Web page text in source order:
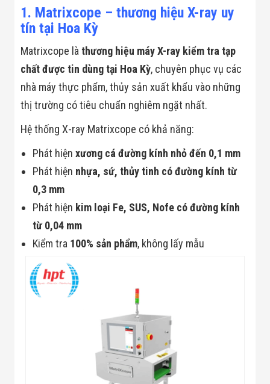
Thị
Máy Dò Tìm
Thuốc Nổ
Phòng Chống
Khủng Bố
Camera Đo
Thân Nhiệt
Máy Dò Tạp
Chất
Màn Hình
Thiết Bị Chống
1. Matrixcope – thương hiệu X-ray uy
tín tại Hoa Kỳ
Matrixcope là thương hiệu máy X-ray kiểm tra tạp
chất được tin dùng tại Hoa Kỳ, chuyên phục vụ các
nhà máy thực phẩm, thủy sản xuất khẩu vào những
thị trường có tiêu chuẩn nghiêm ngặt nhất.
Hệ thống X-ray Matrixcope có khả năng:
Phát hiệnxương cá đường kính nhỏ đến 0,1 mm
Phát hiện nhựa, sứ, thủy tinh có đường kính từ
0,3 mm
Phát hiện kim loại Fe, SUS, Nofe có đường kính
từ 0,04 mm
Kiểm tra 100% sản phẩm, không lấy mẫu